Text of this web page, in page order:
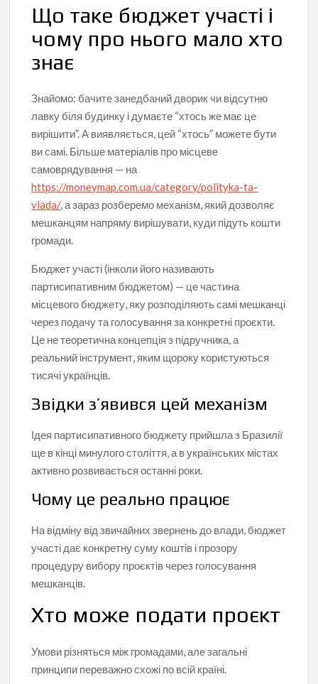
Що таке бюджет участі і
чому про нього мало хто
знає
Знайомо: бачите занедбаний дворик чи відсутню
лавку біля будинку і думаєте “хтось же має це
вирішити”. А виявляється, цей “хтось” можете бути
ви самі. Більше матеріалів про місцеве
самоврядування — на
https://moneymap.com.ua/category/polityka-ta-
vlada/, а зараз розберемо механізм, який дозволяє
мешканцям напряму вирішувати, куди підуть кошти
громади.
Бюджет участі (інколи його називають
партисипативним бюджетом) — це частина
місцевого бюджету, яку розподіляють самі мешканці
через подачу та голосування за конкретні проєкти.
Це не теоретична концепція з підручника, а
реальний інструмент, яким щороку користуються
тисячі українців.
Звідки з’явився цей механізм
Ідея партисипативного бюджету прийшла з Бразилії
ще в кінці минулого століття, а в українських містах
активно розвивається останні роки.
Чому це реально працює
На відміну від звичайних звернень до влади, бюджет
участі дає конкретну суму коштів і прозору
процедуру вибору проєктів через голосування
мешканців.
Хто може подати проєкт
Умови різняться між громадами, але загальні
принципи переважно схожі по всій країні.